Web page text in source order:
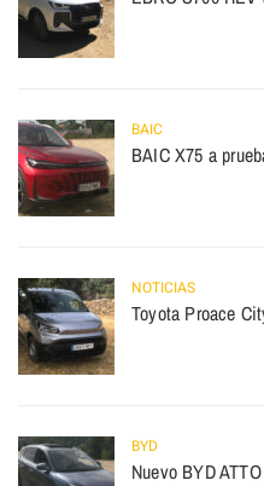
BAIC
BAIC X75 a
NOTICIAS
Toyota Proace
BYD
Nuevo BYD